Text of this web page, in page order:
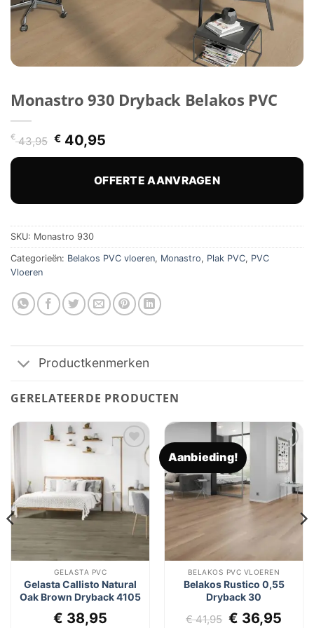
Monastro 930 Dryback Belakos PVC
€43,95 Oorspronkelijke
prijs
€ 43,95.
€40,95Huidige
prijs
€ 40,95.
OFFERTE AANVRAGEN
SKU: Monastro 930
Categorieën: Belakos PVC vloeren, Monastro, Plak PVC, PVC
Vloeren
Productkenmerken
GERELATEERDE PRODUCTEN
verlanglijst
GELASTA PVC
Gelasta Callisto Natural
Oak Brown Dryback 4105
€ 38,95
Aanbieding!
Toevoegen
aan
verlanglijst
BELAKOS PVC VLOEREN
Belakos Rustico 0,55
Dryback 30
€41,95 € 36,95